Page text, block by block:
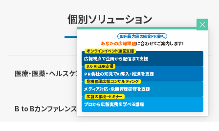
個別ソリューション
医療・医薬・ヘルスケア
B to Bカンファレンス
国内最大級の総合PR会社
あなたの広報課題に合わせてご案内します！
オンラインイベント運営支援
広報視点で企画から配信まで支援
DX・AI活用支援
PR会社の知見でAI導入・推進を支援
危機管理広報コンサルティング
メディア対応・危機管理研修を支援
広報の学校・セミナー
プロから広報実務を学べる講座